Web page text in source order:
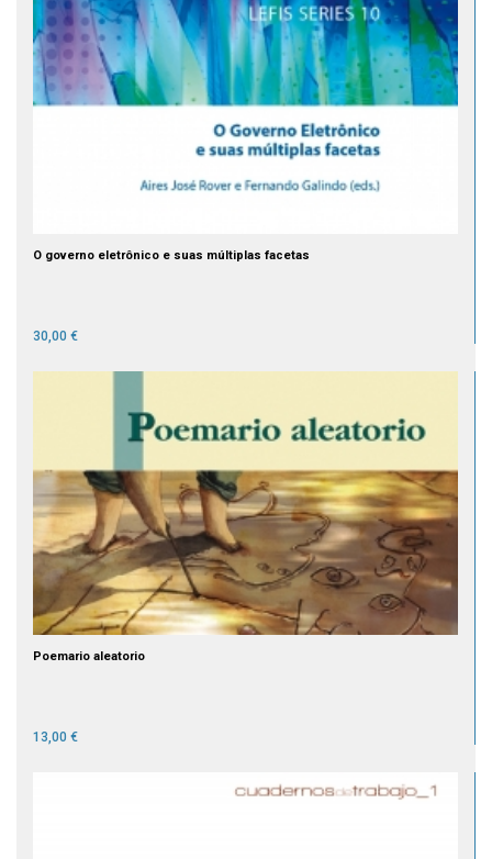
O governo eletrônico e suas múltiplas facetas
30,00 €
Poemario aleatorio
13,00 €